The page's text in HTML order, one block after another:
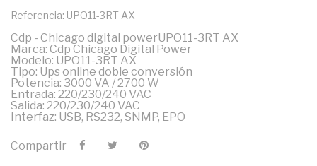
Referencia: UPO11-3RT AX
Cdp - Chicago digital powerUPO11-3RT AX
Marca: Cdp Chicago Digital Power
Modelo: UPO11-3RT AX
Tipo: Ups online doble conversión
Potencia: 3000 VA / 2700 W
Entrada: 220/230/240 VAC
Salida: 220/230/240 VAC
Interfaz: USB, RS232, SNMP, EPO
Compartir